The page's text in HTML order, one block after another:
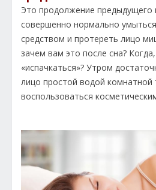
Это продолжение предыдущего
совершенно нормально
средством и протереть лицо
зачем вам это после сна?
«испачкаться»? Утром
лицо простой водой комнатной
воспользоваться